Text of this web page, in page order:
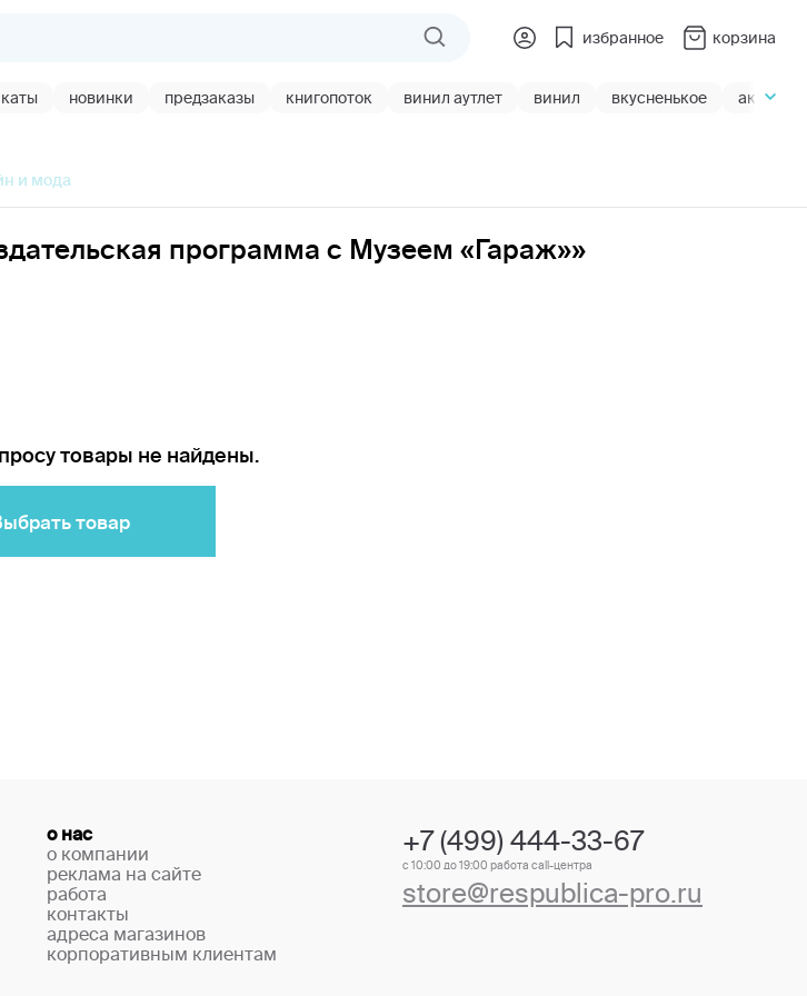
избранное корзина
новинки предзаказы книгопоток винил аутлет винил вкусненькое акции
и мода
программа с Музеем «Гараж»»
товары не найдены.
товар
о нас
о компании
реклама на сайте
работа
контакты
адреса магазинов
корпоративным клиентам
+7 (499) 444-33-67
с 10:00 до 19:00 работа call-центра
store@respublica-pro.ru